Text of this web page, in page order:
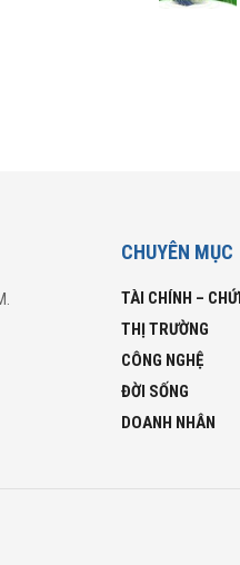
CHUYÊN MỤC
TÀI CHÍNH –
THỊ TRƯỜNG
CÔNG NGHỆ
ĐỜI SỐNG
DOANH NHÂN